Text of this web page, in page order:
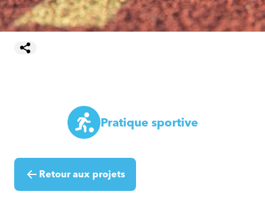
Pratique sportive
Retour aux projets